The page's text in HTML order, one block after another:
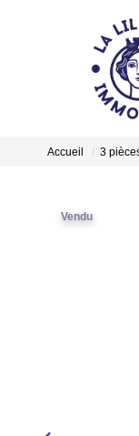
Accueil 3
Vendu